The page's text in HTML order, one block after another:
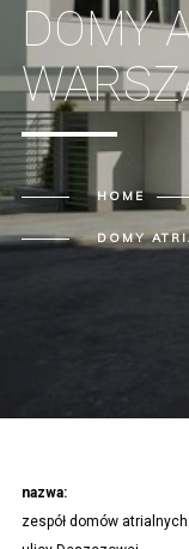
DOMY
HOME
DOMY
nazwa:
zespół domów